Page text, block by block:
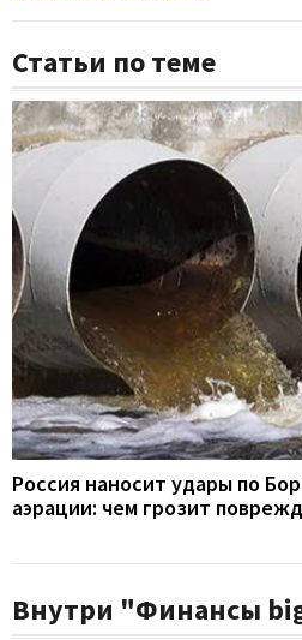
Статьи по теме
Россия наносит удары по
аэрации: чем грозит
Внутри "Финансы